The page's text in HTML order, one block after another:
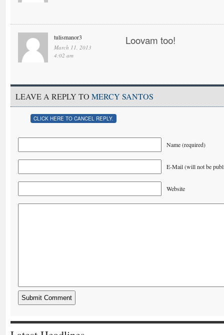
tulismanor3
March 11, 2013
4:02 am
Loovam too!
LEAVE A REPLY TO MERCY SANTOS
CLICK HERE TO CANCEL REPLY.
Name (required)
E-Mail (will not be
Website